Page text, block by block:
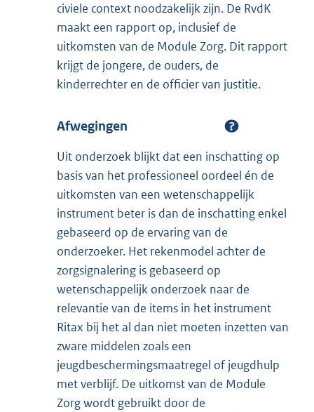
civiele context noodzakelijk zijn. De RvdK
maakt een rapport op, inclusief de
uitkomsten van de Module Zorg. Dit rapport
krijgt de jongere, de ouders, de
kinderrechter en de officier van justitie.
Afwegingen
Uit onderzoek blijkt dat een inschatting op
basis van het professioneel oordeel én de
uitkomsten van een wetenschappelijk
instrument beter is dan de inschatting enkel
gebaseerd op de ervaring van de
onderzoeker. Het rekenmodel achter de
zorgsignalering is gebaseerd op
wetenschappelijk onderzoek naar de
relevantie van de items in het instrument
Ritax bij het al dan niet moeten inzetten van
zware middelen zoals een
jeugdbeschermingsmaatregel of jeugdhulp
met verblijf. De uitkomst van de Module
Zorg wordt gebruikt door de